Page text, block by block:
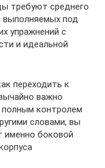
требуют среднего
выполняемых под
упражнений с
и идеальной
переходить к
важно
полным контролем
словами, вы
именно боковой